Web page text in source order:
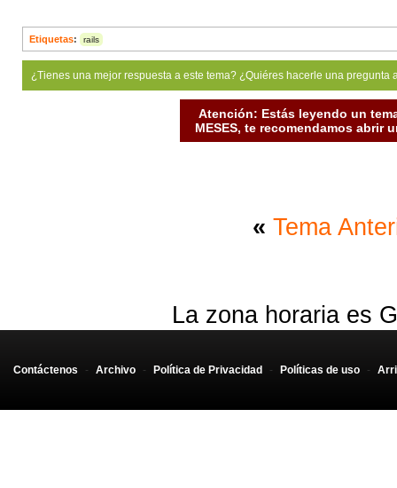
Etiquetas: rails
¿Tienes una mejor respuesta a este tema? ¿Quiéres hacerle una
Atención: Estás leyendo un
MESES, te recomendamos abrir
« Tema
La zona horaria es
Contáctenos - Archivo - Política de Privacidad - Políticas de uso -